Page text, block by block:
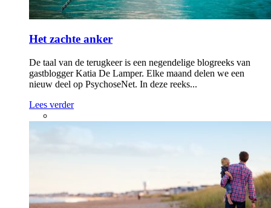
Het zachte anker
De taal van de terugkeer is een negendelige blogreeks van
gastblogger Katia De Lamper. Elke maand delen we een
nieuw deel op PsychoseNet. In deze reeks...
Lees verder